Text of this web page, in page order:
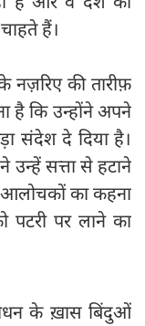
हैं।
नज़रिए की तारीफ़
है कि उन्होंने अपने
संदेश दे दिया है।
उन्हें सत्ता से हटाने
का कहना
पटरी पर लाने का
के ख़ास बिंदुओं